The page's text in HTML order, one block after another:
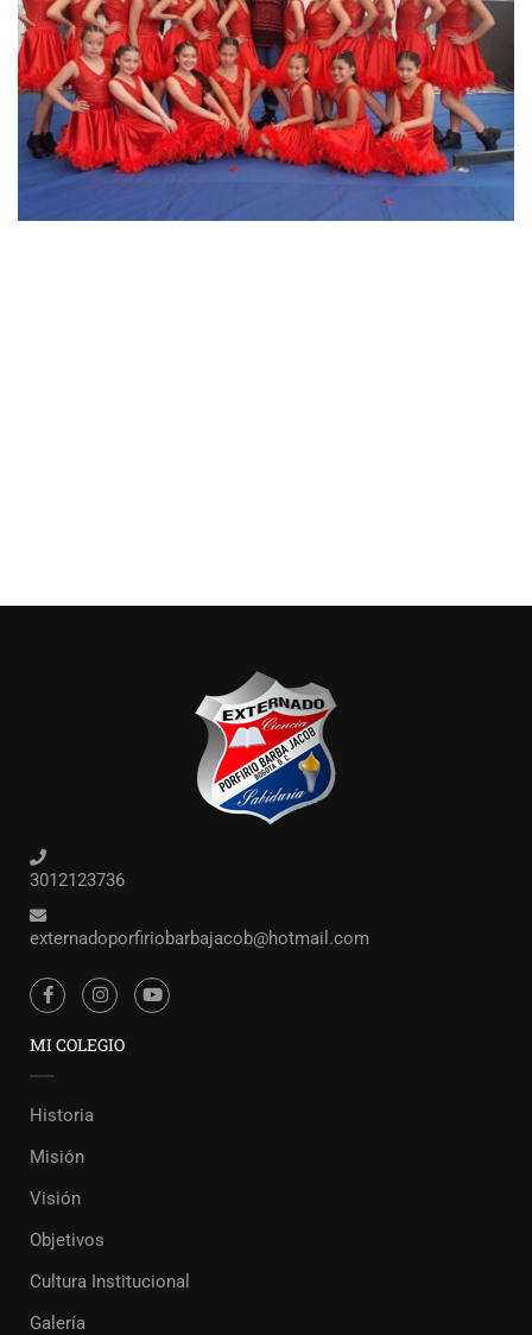
3012123736
externadoporfiriobarbajacob@hotmail.com
MI COLEGIO
Historia
Misión
Visión
Objetivos
Cultura Institucional
Galería